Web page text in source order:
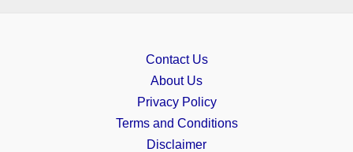
Contact Us
About Us
Privacy Policy
Terms and Conditions
Disclaimer